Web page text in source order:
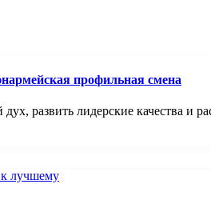
профильная смена
развить лидерские качества и